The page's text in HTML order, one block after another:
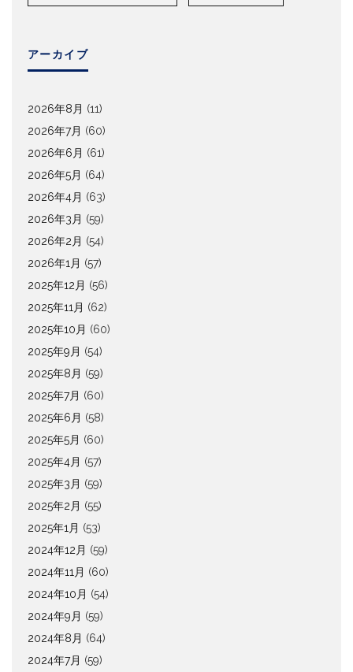
アーカイブ
2026年8月 (11)
2026年7月 (60)
2026年6月 (61)
2026年5月 (64)
2026年4月 (63)
2026年3月 (59)
2026年2月 (54)
2026年1月 (57)
2025年12月 (56)
2025年11月 (62)
2025年10月 (60)
2025年9月 (54)
2025年8月 (59)
2025年7月 (60)
2025年6月 (58)
2025年5月 (60)
2025年4月 (57)
2025年3月 (59)
2025年2月 (55)
2025年1月 (53)
2024年12月 (59)
2024年11月 (60)
2024年10月 (54)
2024年9月 (59)
2024年8月 (64)
2024年7月 (59)